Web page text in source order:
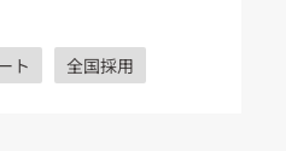
ト 全国採用